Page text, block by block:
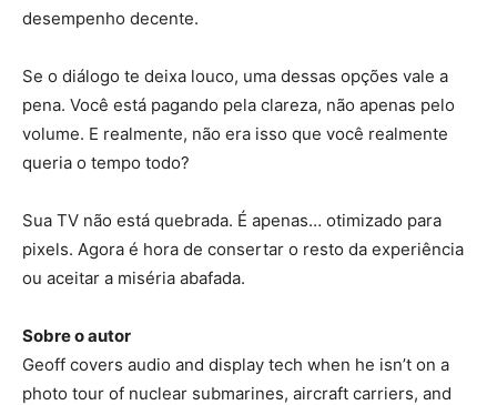
desempenho decente.
Se o diálogo te deixa louco, uma dessas opções vale a
pena. Você está pagando pela clareza, não apenas pelo
volume. E realmente, não era isso que você realmente
queria o tempo todo?
Sua TV não está quebrada. É apenas… otimizado para
pixels. Agora é hora de consertar o resto da experiência
ou aceitar a miséria abafada.
Sobre o autor
Geoff covers audio and display tech when he isn’t on a
photo tour of nuclear submarines, aircraft carriers, and